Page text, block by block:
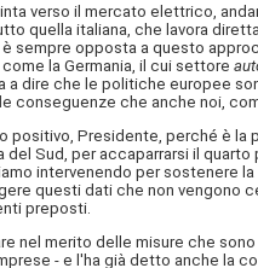
verso il mercato elettrico,
quella italiana, che lavora
è sempre opposta a questo
la Germania, il cui settore
a dire che le politiche europee
conseguenze che anche noi,
positivo, Presidente, perché è
del Sud, per accaparrarsi il
intervenendo per sostenere
questi dati che non vengono
preposti.
nel merito delle misure che
- e l'ha già detto anche la